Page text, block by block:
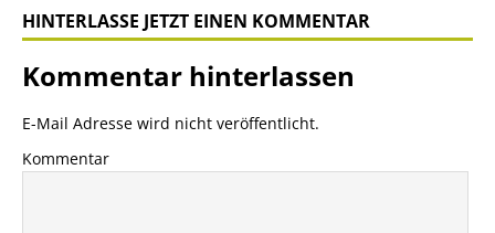
HINTERLASSE JETZT EINEN KOMMENTAR
Kommentar hinterlassen
E-Mail Adresse wird nicht veröffentlicht.
Kommentar